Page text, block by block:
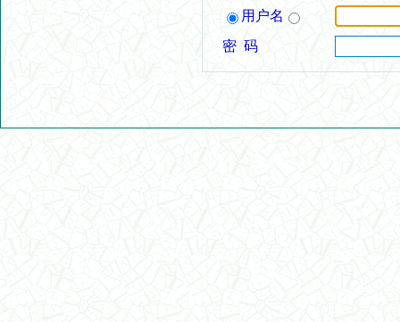
用户名
密 码